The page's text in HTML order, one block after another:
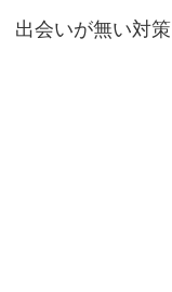
出会いが無い対策